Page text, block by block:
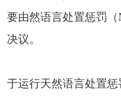
要由然语言处置惩罚（
决议。
于运行天然语言处置